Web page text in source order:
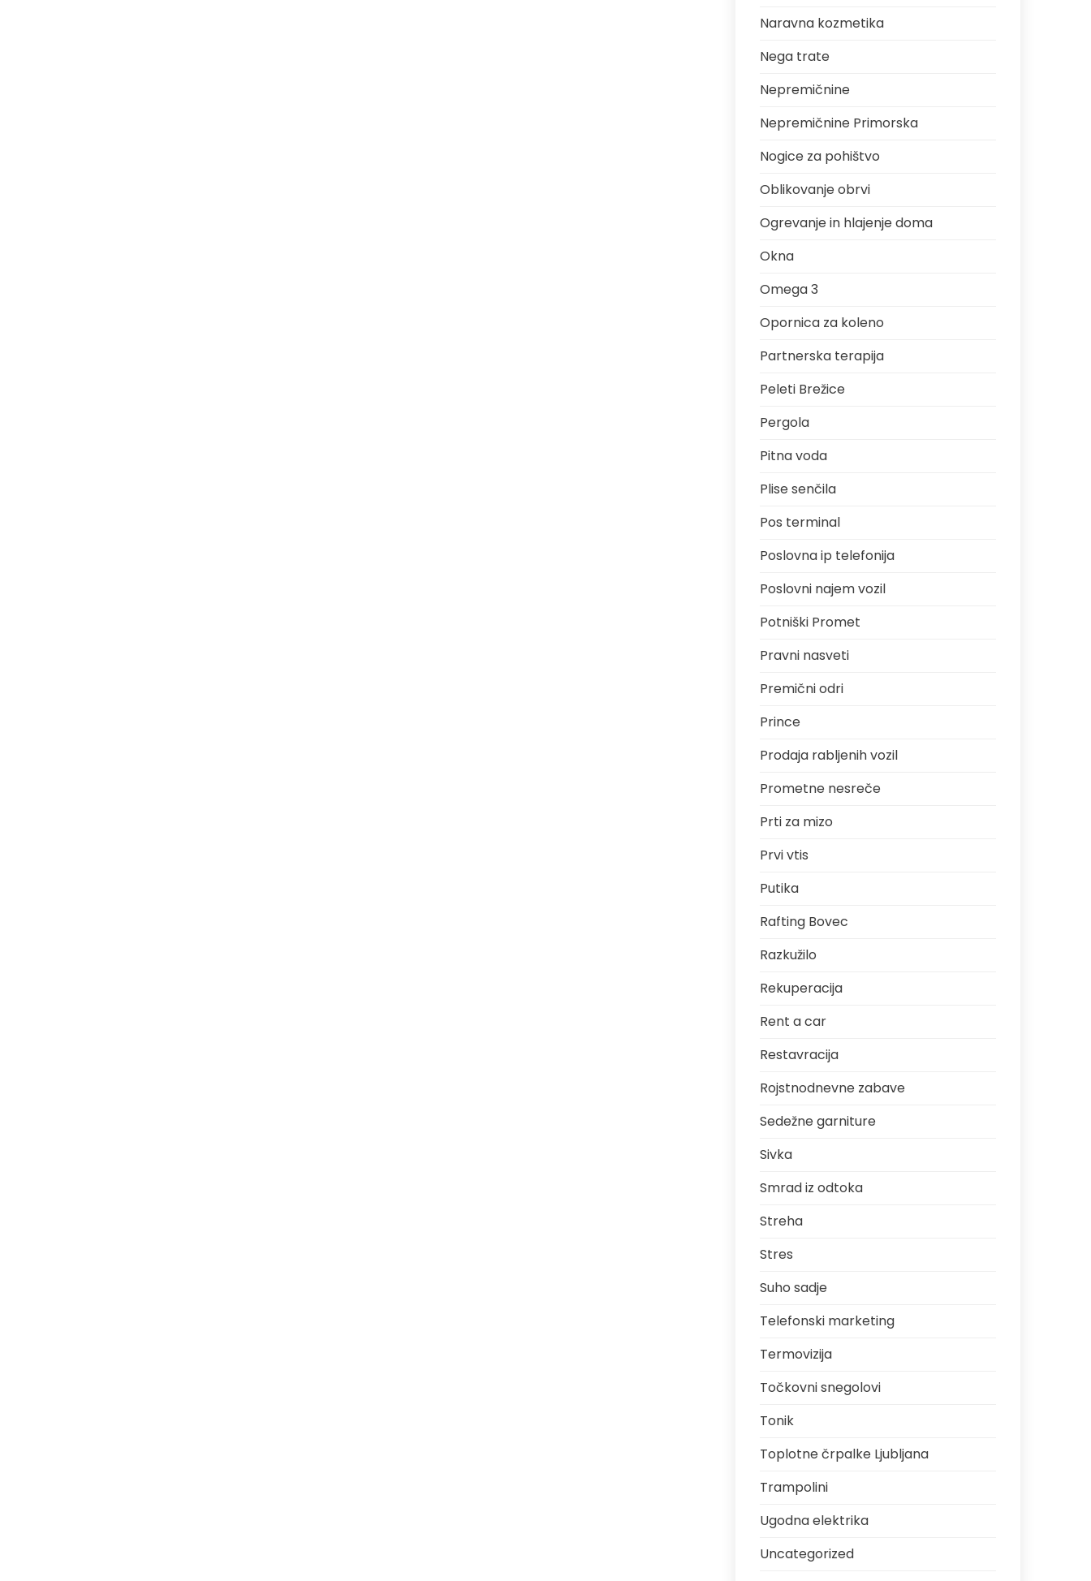
Naravna kozmetika
Nega trate
Nepremičnine
Nepremičnine Primorska
Nogice za pohištvo
Oblikovanje obrvi
Ogrevanje in hlajenje doma
Okna
Omega 3
Opornica za koleno
Partnerska terapija
Peleti Brežice
Pergola
Pitna voda
Plise senčila
Pos terminal
Poslovna ip telefonija
Poslovni najem vozil
Potniški Promet
Pravni nasveti
Premični odri
Prince
Prodaja rabljenih vozil
Prometne nesreče
Prti za mizo
Prvi vtis
Putika
Rafting Bovec
Razkužilo
Rekuperacija
Rent a car
Restavracija
Rojstnodnevne zabave
Sedežne garniture
Sivka
Smrad iz odtoka
Streha
Stres
Suho sadje
Telefonski marketing
Termovizija
Točkovni snegolovi
Tonik
Toplotne črpalke Ljubljana
Trampolini
Ugodna elektrika
Uncategorized